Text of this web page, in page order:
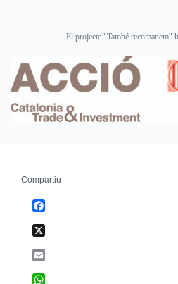
El projecte "També recomanem"
Compartiu